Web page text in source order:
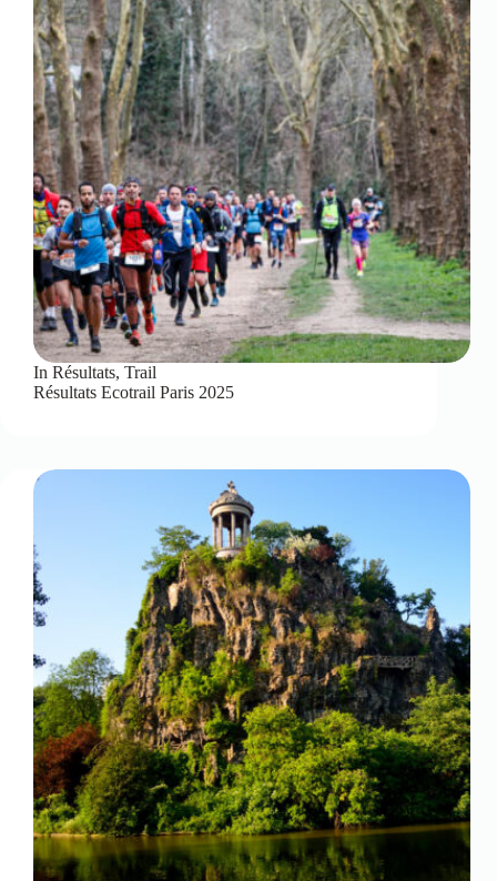
In Résultats,Trail
Résultats Ecotrail Paris 2025